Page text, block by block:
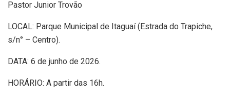
Pastor Junior Trovão
LOCAL: Parque Municipal de Itaguaí (Estrada do Trapiche,
s/n° – Centro).
DATA: 6 de junho de 2026.
HORÁRIO: A partir das 16h.